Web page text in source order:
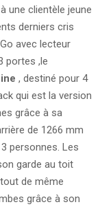
une clientèle jeune
derniers cris
avec lecteur
portes ,le
, destiné pour 4
qui est la version
grâce à sa
de 1266 mm
personnes. Les
garde au toit
de même
grâce à son